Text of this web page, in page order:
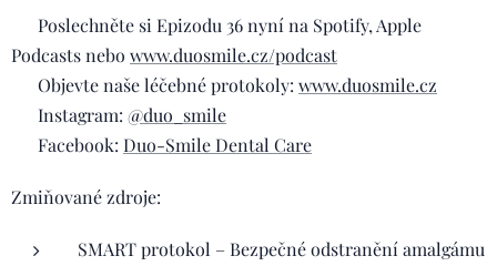
🎧 Poslechněte si Epizodu 36 nyní na Spotify, Apple
Podcasts nebo www.duosmile.cz/podcast
🌿 Objevte naše léčebné protokoly: www.duosmile.cz
📲 Instagram: @duo_smile
📘 Facebook: Duo-Smile Dental Care
Zmiňované zdroje:
SMART protokol – Bezpečné odstranění amalgámu